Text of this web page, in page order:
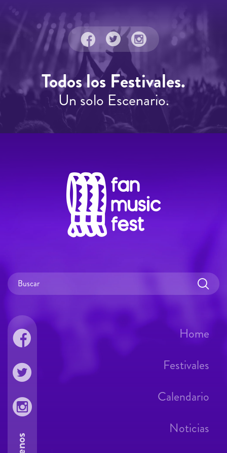
Todos los Festivales.
Un solo Escenario.
Home
Festivales
Calendario
Noticias